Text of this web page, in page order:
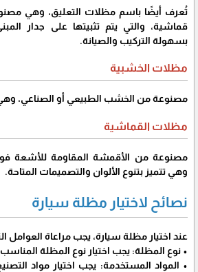
تُعرف أيضًا باسم مظلات التعليق، وهي
قماشية، والتي يتم تثبيتها على جدار
بسهولة التركيب والصيانة.
مظلات الخشبية
مصنوعة من الخشب الطبيعي أو الصناعي، وهي
مظلات القماشية
مصنوعة من الأقمشة المقاومة للأشعة
وهي تتميز بتنوع الألوان والتصميمات المتاحة.
نصائح لاختيار مظلة سيارة
عند اختيار مظلة سيارة، يجب مراعاة العوامل
• نوع المظلة: يجب اختيار نوع المظلة المناسب
• المواد المستخدمة: يجب اختيار مواد